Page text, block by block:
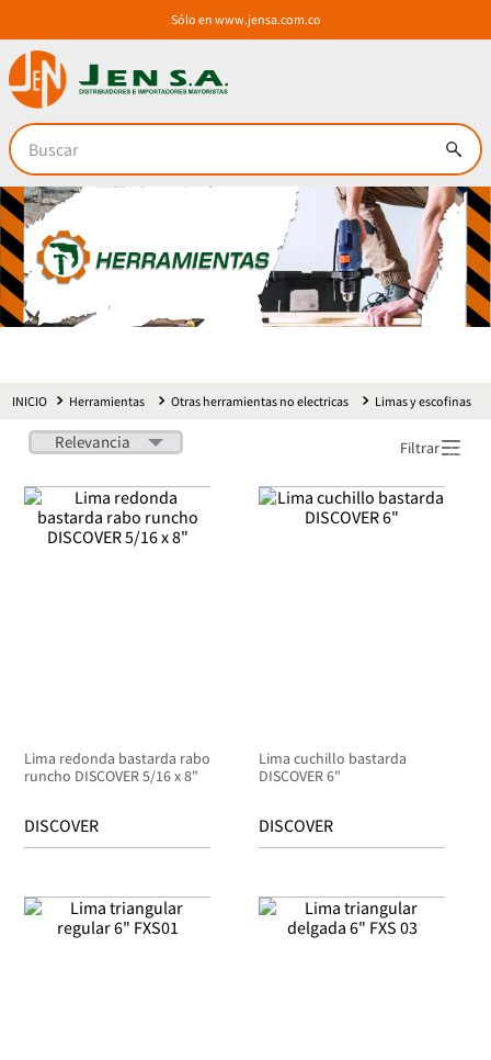
Sólo en www.jensa.com.co
Buscar
Herramientas Otras herramientas no electricas Limas y escofinas
Relevancia Filtrar
Lima redonda bastarda rabo
runcho DISCOVER 5/16 x 8"
DISCOVER
Lima cuchillo bastarda
DISCOVER 6"
DISCOVER